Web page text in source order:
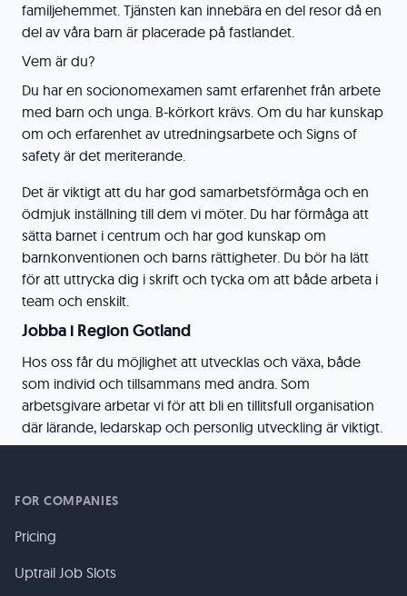
familjehemmet. Tjänsten kan innebära en del resor då en
del av våra barn är placerade på fastlandet.
Vem är du?
Du har en socionomexamen samt erfarenhet från arbete
med barn och unga. B-körkort krävs. Om du har kunskap
om och erfarenhet av utredningsarbete och Signs of
safety är det meriterande.
Det är viktigt att du har god samarbetsförmåga och en
ödmjuk inställning till dem vi möter. Du har förmåga att
sätta barnet i centrum och har god kunskap om
barnkonventionen och barns rättigheter. Du bör ha lätt
för att uttrycka dig i skrift och tycka om att både arbeta i
team och enskilt.
Jobba i Region Gotland
Hos oss får du möjlighet att utvecklas och växa, både
som individ och tillsammans med andra. Som
arbetsgivare arbetar vi för att bli en tillitsfull organisation
där lärande, ledarskap och personlig utveckling är viktigt.
FOR COMPANIES
Pricing
Uptrail Job Slots